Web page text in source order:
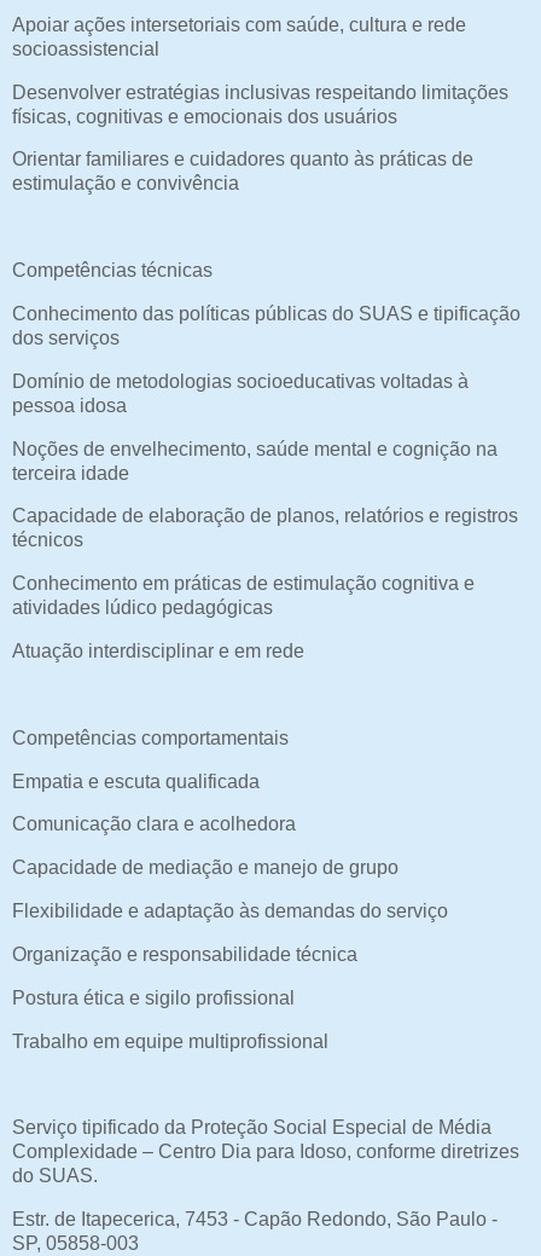
Apoiar ações intersetoriais com saúde, cultura e rede
socioassistencial
Desenvolver estratégias inclusivas respeitando limitações
físicas, cognitivas e emocionais dos usuários
Orientar familiares e cuidadores quanto às práticas de
estimulação e convivência
Competências técnicas
Conhecimento das políticas públicas do SUAS e tipificação
dos serviços
Domínio de metodologias socioeducativas voltadas à
pessoa idosa
Noções de envelhecimento, saúde mental e cognição na
terceira idade
Capacidade de elaboração de planos, relatórios e registros
técnicos
Conhecimento em práticas de estimulação cognitiva e
atividades lúdico pedagógicas
Atuação interdisciplinar e em rede
Competências comportamentais
Empatia e escuta qualificada
Comunicação clara e acolhedora
Capacidade de mediação e manejo de grupo
Flexibilidade e adaptação às demandas do serviço
Organização e responsabilidade técnica
Postura ética e sigilo profissional
Trabalho em equipe multiprofissional
Serviço tipificado da Proteção Social Especial de Média
Complexidade – Centro Dia para Idoso, conforme diretrizes
do SUAS.
Estr. de Itapecerica, 7453 - Capão Redondo, São Paulo -
SP, 05858-003